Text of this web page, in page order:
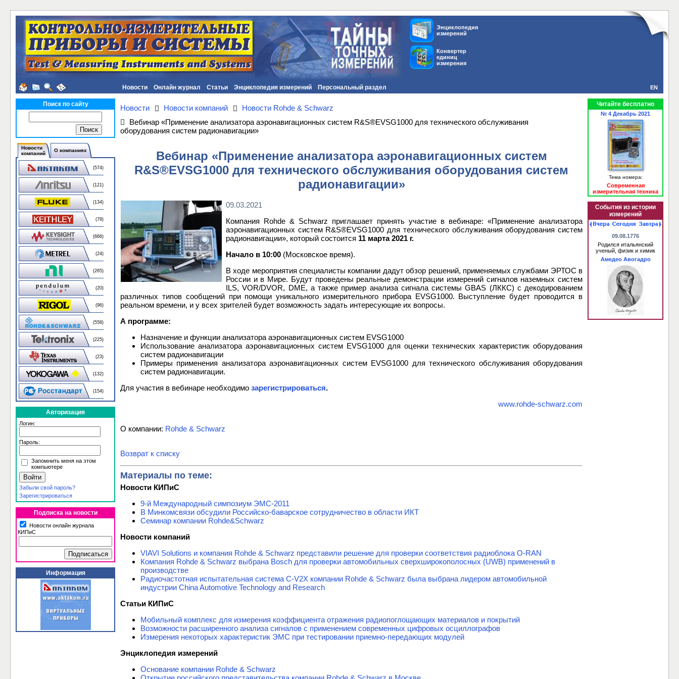
Энциклопедия
измерений
Конвертер
единиц
измерения
Новости Онлайн журнал Статьи Энциклопедия измерений Персональный раздел EN
Поиск по сайту
Новости
компаний
О компаниях
(574)
(121)
(134)
(78)
(666)
(24)
(265)
(20)
(96)
(558)
(225)
(23)
(132)
(154)
Авторизация
Логин:
Пароль:
Запомнить меня на этом
компьютере
Забыли свой пароль?
Зарегистрироваться
Подписка на новости
Новости онлайн журнала
КИПиС
Информация
Новости Новости компаний
Новости Rohde & Schwarz
Вебинар «Применение анализатора аэронавигационных систем R&S®EVSG1000 для технического обслуживания
оборудования систем радионавигации»
Вебинар «Применение анализатора аэронавигационных систем
R&S®EVSG1000 для технического обслуживания оборудования систем
радионавигации»
09.03.2021
Компания Rohde & Schwarz приглашает принять участие в вебинаре: «Применение анализатора
аэронавигационных систем R&S®EVSG1000 для технического обслуживания оборудования систем
радионавигации», который состоится 11 марта 2021 г.
Начало в 10:00 (Московское время).
В ходе мероприятия специалисты компании дадут обзор решений, применяемых службами ЭРТОС в
России и в Мире. Будут проведены реальные демонстрации измерений сигналов наземных систем
ILS, VOR/DVOR, DME, а также пример анализа сигнала системы GBAS (ЛККС) с декодированием
различных типов сообщений при помощи уникального измерительного прибора EVSG1000. Выступление будет проводится в
реальном времени, и у всех зрителей будет возможность задать интересующие их вопросы.
А программе:
Назначение и функции анализатора аэронавигационных систем EVSG1000
Использование анализатора аэронавигационных систем EVSG1000 для оценки технических характеристик оборудования
систем радионавигации
Примеры применения анализатора аэронавигационных систем EVSG1000 для технического обслуживания оборудования
систем радионавигации.
Для участия в вебинаре необходимо зарегистрироваться.
www.rohde-schwarz.com
О компании: Rohde & Schwarz
Возврат к списку
Материалы по теме:
Новости КИПиС
9-й Международный симпозиум ЭМС-2011
В Минкомсвязи обсудили Российско-баварское сотрудничество в области ИКТ
Семинар компании Rohde&Schwarz
Новости компаний
VIAVI Solutions и компания Rohde & Schwarz представили решение для проверки соответствия радиоблока O-RAN
Компания Rohde & Schwarz выбрана Bosch для проверки автомобильных сверхширокополосных (UWB) применений в
производстве
Радиочастотная испытательная система C-V2X компании Rohde & Schwarz была выбрана лидером автомобильной
индустрии China Automotive Technology and Research
Статьи КИПиС
Мобильный комплекс для измерения коэффициента отражения радиопоглощающих материалов и покрытий
Возможности расширенного анализа сигналов с применением современных цифровых осциллографов
Измерения некоторых характеристик ЭМС при тестировании приемно-передающих модулей
Энциклопедия измерений
Основание компании Rohde & Schwarz
Читайте бесплатно
№ 4 Декабрь 2021
Тема номера:
Современная
измерительная техника
События из истории
измерений
09.08.1776
Родился итальянский
ученый, физик и химик
Амедео Авогадро